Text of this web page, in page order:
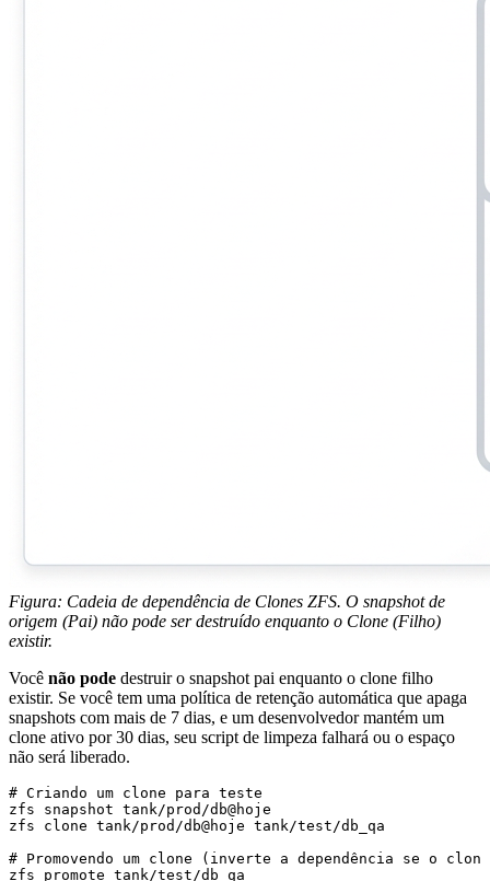
Figura: Cadeia de dependência de Clones ZFS. O snapshot de
origem (Pai) não pode ser destruído enquanto o Clone (Filho)
existir.
Você não pode destruir o snapshot pai enquanto o clone filho
existir. Se você tem uma política de retenção automática que apaga
snapshots com mais de 7 dias, e um desenvolvedor mantém um
clone ativo por 30 dias, seu script de limpeza falhará ou o espaço
não será liberado.
# Criando um clone para teste
zfs snapshot tank/prod/db@hoje
zfs clone tank/prod/db@hoje tank/test/db_qa
# Promovendo um clone (inverte a dependência se o